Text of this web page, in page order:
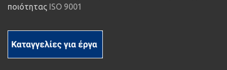
ποιότητας ISO 9001